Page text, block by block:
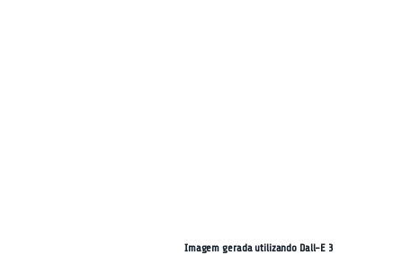
Imagem gerada utilizando Dall-E 3